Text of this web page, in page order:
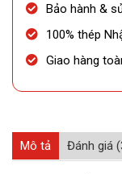
Bảo hành &
100% thép
Giao hàng
Mô tả Đánh giá